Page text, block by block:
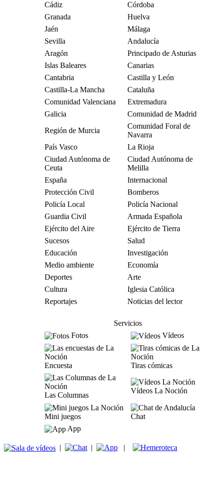
Cádiz
Córdoba
Granada
Huelva
Jaén
Málaga
Sevilla
Andalucía
Aragón
Principado de Asturias
Islas Baleares
Canarias
Cantabria
Castilla y León
Castilla-La Mancha
Cataluña
Comunidad Valenciana
Extremadura
Galicia
Comunidad de Madrid
Región de Murcia
Comunidad Foral de
Navarra
País Vasco
La Rioja
Ciudad Autónoma de
Ceuta
Ciudad Autónoma de
Melilla
España
Internacional
Protección Civil
Bomberos
Policía Local
Policía Nacional
Guardia Civil
Armada Española
Ejército del Aire
Ejército de Tierra
Sucesos
Salud
Educación
Investigación
Medio ambiente
Economía
Deportes
Arte
Cultura
Iglesia Católica
Reportajes
Noticias del lector
Servicios
Fotos
Vídeos
Encuesta Tiras cómicas
Las Columnas
Vídeos La Noción
Mini juegos
Chat
App
| | |